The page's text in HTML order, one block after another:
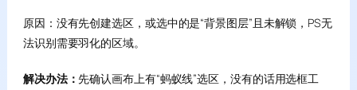
原因：没有先创建选区，或选中的是“背景图层”且未解锁，PS无
法识别需要羽化的区域。
解决办法：先确认画布上有“蚂蚁线”选区，没有的话用选框工